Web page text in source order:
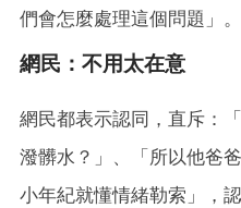
們會怎麼處理這個問題」。
網民：不用太在意
網民都表示認同，直斥：
潑髒水？」、「所以他爸
小年紀就懂情緒勒索」，